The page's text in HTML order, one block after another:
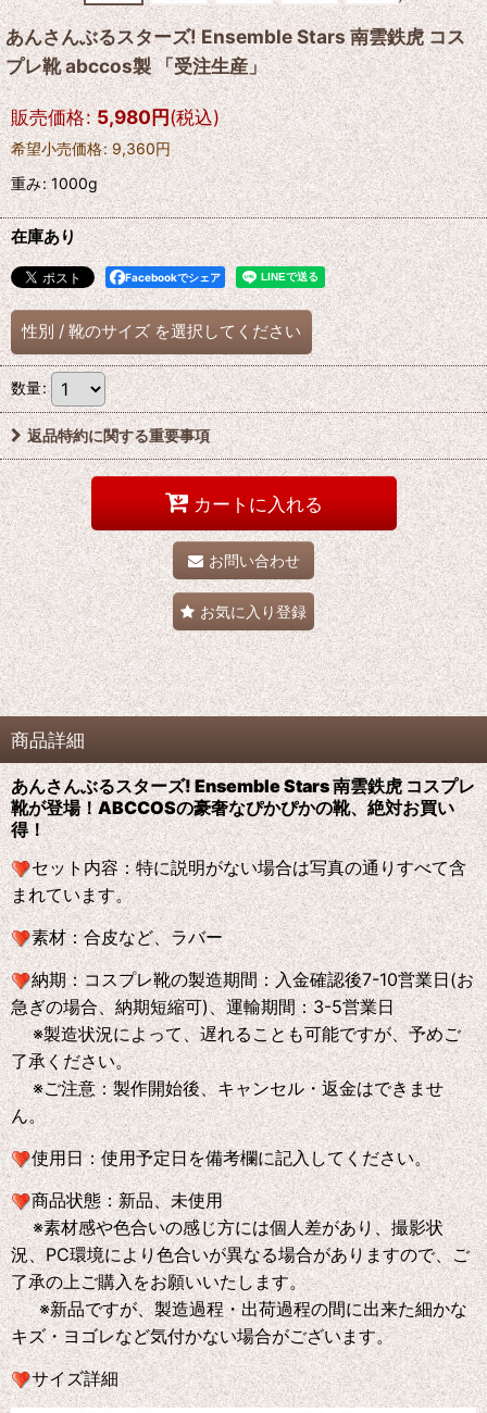
あんさんぶるスターズ! Ensemble Stars 南雲鉄虎 コス
プレ靴 abccos製 「受注生産」
販売価格: 5,980円(税込)
希望小売価格: 9,360円
重み:1000g
在庫あり
Facebookでシェア
性別 / 靴のサイズ を選択してください
数量:
返品特約に関する重要事項
カートに入れる
お問い合わせ
お気に入り登録
商品詳細
あんさんぶるスターズ! Ensemble Stars 南雲鉄虎 コスプレ
靴が登場！ABCCOSの豪奢なぴかぴかの靴、絶対お買い
得！
セット内容：特に説明がない場合は写真の通りすべて含
まれています。
素材：合皮など、ラバー
納期：コスプレ靴の製造期間：入金確認後7-10営業日(お
急ぎの場合、納期短縮可)、運輸期間：3-5営業日
※製造状況によって、遅れることも可能ですが、予めご
了承ください。
※ご注意：製作開始後、キャンセル・返金はできませ
ん。
使用日：使用予定日を備考欄に記入してください。
商品状態：新品、未使用
※素材感や色合いの感じ方には個人差があり、撮影状
況、PC環境により色合いが異なる場合がありますので、ご
了承の上ご購入をお願いいたします。
※新品ですが、製造過程・出荷過程の間に出来た細かな
キズ・ヨゴレなど気付かない場合がございます。
サイズ詳細